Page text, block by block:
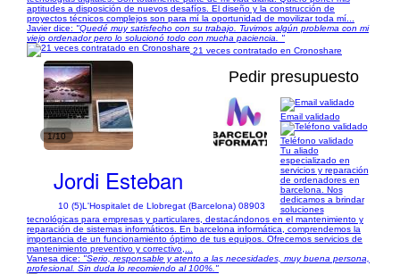
aptitudes a disposición de nuevos desafíos. El diseño y la construcción de
proyectos técnicos complejos son para mí la oportunidad de movilizar toda mí...
Javier dice: "Quedé muy satisfecho con su trabajo. Tuvimos algún problema con mi
viejo ordenador pero lo solucionó todo con mucha paciencia. "
21 veces contratado en Cronoshare
1/10
Pedir presupuesto
Jordi Esteban
10 (5)L'Hospitalet de Llobregat (Barcelona) 08903
Email validado
Teléfono validado
Tu aliado
especializado en
servicios y reparación
de ordenadores en
barcelona. Nos
dedicamos a brindar
soluciones
tecnológicas para empresas y particulares, destacándonos en el mantenimiento y
reparación de sistemas informáticos. En barcelona informática, comprendemos la
importancia de un funcionamiento óptimo de tus equipos. Ofrecemos servicios de
mantenimiento preventivo y correctivo,...
Vanesa dice: "Serio, responsable y atento a las necesidades, muy buena persona,
profesional. Sin duda lo recomiendo al 100%."